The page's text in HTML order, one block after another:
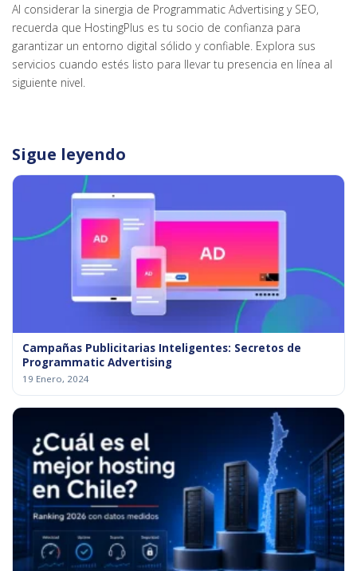
Al considerar la sinergia de Programmatic Advertising y SEO,
recuerda que HostingPlus es tu socio de confianza para
garantizar un entorno digital sólido y confiable. Explora sus
servicios cuando estés listo para llevar tu presencia en línea al
siguiente nivel.
Sigue leyendo
Campañas Publicitarias Inteligentes: Secretos de
Programmatic Advertising
19 Enero, 2024